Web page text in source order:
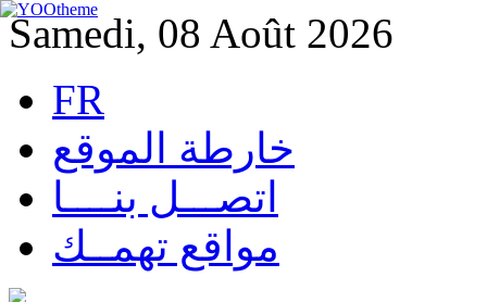
Samedi, 08 Août 2026
FR
خارطة الموقع
اتصـــل بنــــا
مواقع تهمــك